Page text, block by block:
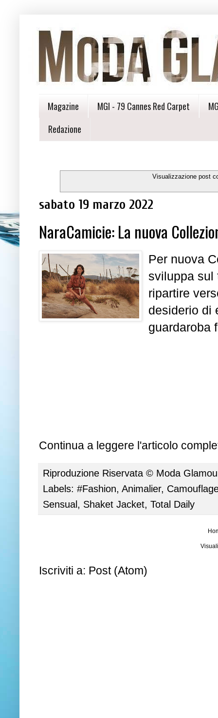
Magazine MGI - 79 Cannes Red Carpet
Redazione
Visualizzazione post
sabato 19 marzo 2022
NaraCamicie: La nuova
Per nuova
sviluppa sul
ripartire
desiderio di
guardaroba
Continua a leggere l'articolo
Riproduzione Riservata © Moda
Labels: #Fashion, Animalier,
Sensual, Shaket Jacket, Total Daily
Iscriviti a: Post (Atom)